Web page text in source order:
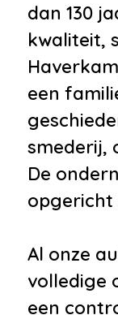
dan 130
kwaliteit,
een
smederij,
De
opgericht
Al onze
volledige
een